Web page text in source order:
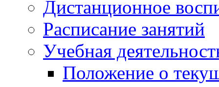
Дистанционное
Расписание занятий
Учебная
Положение о